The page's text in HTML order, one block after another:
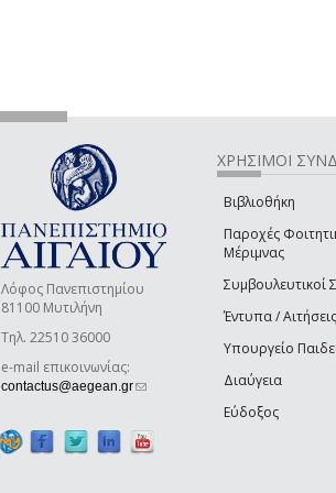
Λόφος Πανεπιστημίου
81100 Μυτιλήνη
Τηλ. 22510 36000
e-mail επικοινωνίας:
contactus@aegean.gr(link sends e-mail)
ΧΡΗΣΙΜΟΙ
Βιβλιοθήκη
Παροχές
Μέριμνας
Συμβουλευτικοί
Έντυπα / Αιτήσεις
Υπουργείο
Διαύγεια
Εύδοξος